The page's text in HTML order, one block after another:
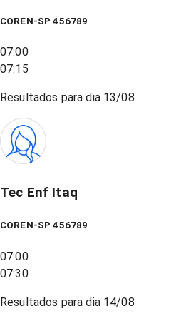
COREN-SP 456789
07:00
07:15
Resultados para dia 13/08
Tec Enf Itaq
COREN-SP 456789
07:00
07:30
Resultados para dia 14/08